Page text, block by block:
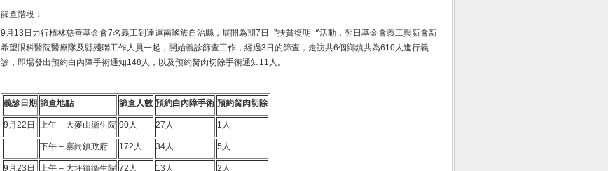
篩查階段：
9月13日力行植林慈善基金會7名義工到達連南瑤族自治縣，展開為期7日〝扶貧復明〞活動，翌日基金會義工與新會新
希望眼科醫院醫療隊及縣殘聯工作人員一起，開始義診篩查工作，經過3日的篩查，走訪共6個鄉鎮共為610人進行義
診，即場發出預約白內障手術通知148人，以及預約胬肉切除手術通知11人。
義診日期 篩查地點 篩查人數 預約白內障手術 預約胬肉切除
9月22日 上午 – 大麥山衛生院 90人 27人 1人
下午 – 寨崗鎮政府 172人 34人 5人
9月23日 上午 – 大坪鎮衛生院 72人 13人 2人